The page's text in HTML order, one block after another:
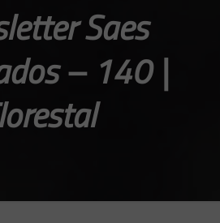
Saes
– 140 |